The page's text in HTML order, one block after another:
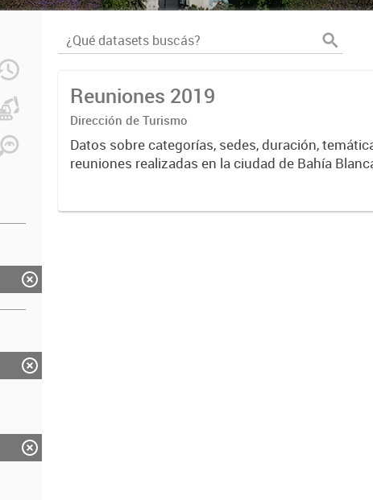
Reuniones 2019
Dirección de Turismo
Datos sobre categorías, sedes, duración, temáticas y tipos de
reuniones realizadas en la ciudad de Bahía